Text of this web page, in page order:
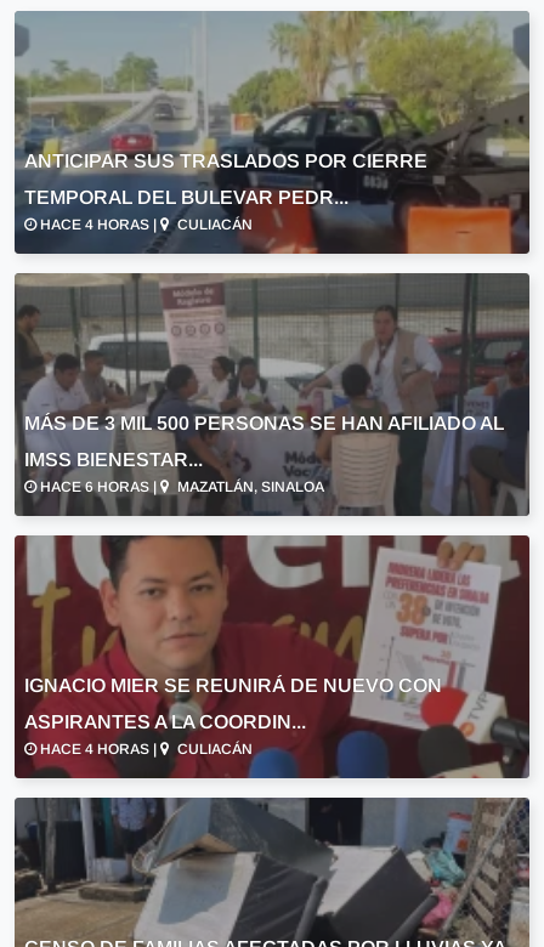
ANTICIPAR SUS TRASLADOS POR CIERRE
TEMPORAL DEL BULEVAR PEDR...
HACE 4 HORAS | CULIACÁN
MÁS DE 3 MIL 500 PERSONAS SE HAN AFILIADO AL
IMSS BIENESTAR...
HACE 6 HORAS | MAZATLÁN, SINALOA
IGNACIO MIER SE REUNIRÁ DE NUEVO CON
ASPIRANTES A LA COORDIN...
HACE 4 HORAS | CULIACÁN